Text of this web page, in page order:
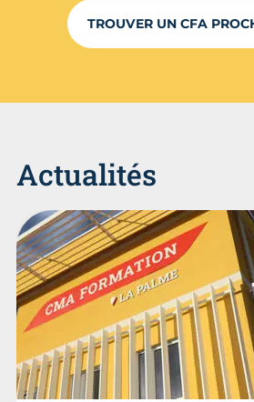
TROUVER UN CFA
Actualités